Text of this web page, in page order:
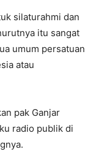
silaturahmi dan
itu sangat
umum persatuan
atau
pak Ganjar
radio publik di